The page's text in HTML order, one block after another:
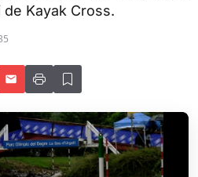
de Kayak Cross.